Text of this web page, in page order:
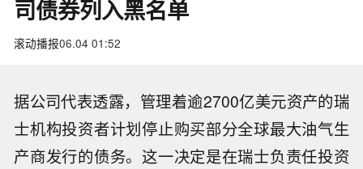
司债券列入黑名单
滚动播报06.04 01:52
据公司代表透露，管理着逾2700亿美元资产的瑞
士机构投资者计划停止购买部分全球最大油气生
产商发行的债务。这一决定是在瑞士负责任投资